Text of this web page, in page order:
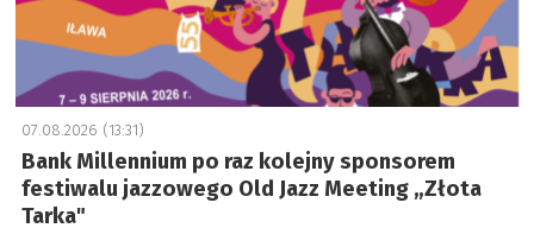
07.08.2026 (13:31)
Bank Millennium po raz kolejny sponsorem
festiwalu jazzowego Old Jazz Meeting „Złota
Tarka"